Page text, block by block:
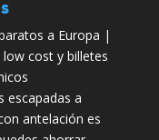
a Europa |
cost y billetes
escapadas a
antelación es